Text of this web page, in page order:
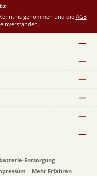
genommen und die AGB
Entsorgung
Mehr Erfahren